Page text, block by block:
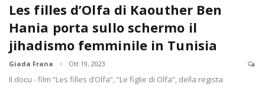
Les filles d’Olfa di Kaouther Ben
Hania porta sullo schermo il
jihadismo femminile in Tunisia
Giada Frana Ott 19, 2023
Il docu - film “Les filles d’Olfa”, “Le figlie di Olfa”, della regista